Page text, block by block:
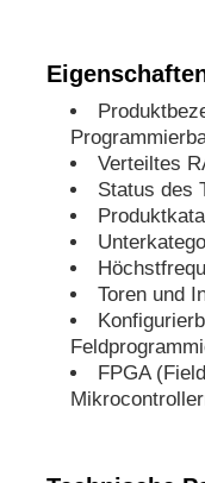
Infrarot-
Chip DSP IC
D-RAM
eeprom Chip
Verteiltes
Status des
Toren und
FPGA